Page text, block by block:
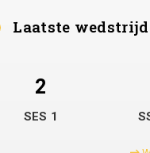
Laatste wedstrijd
2
SES 1